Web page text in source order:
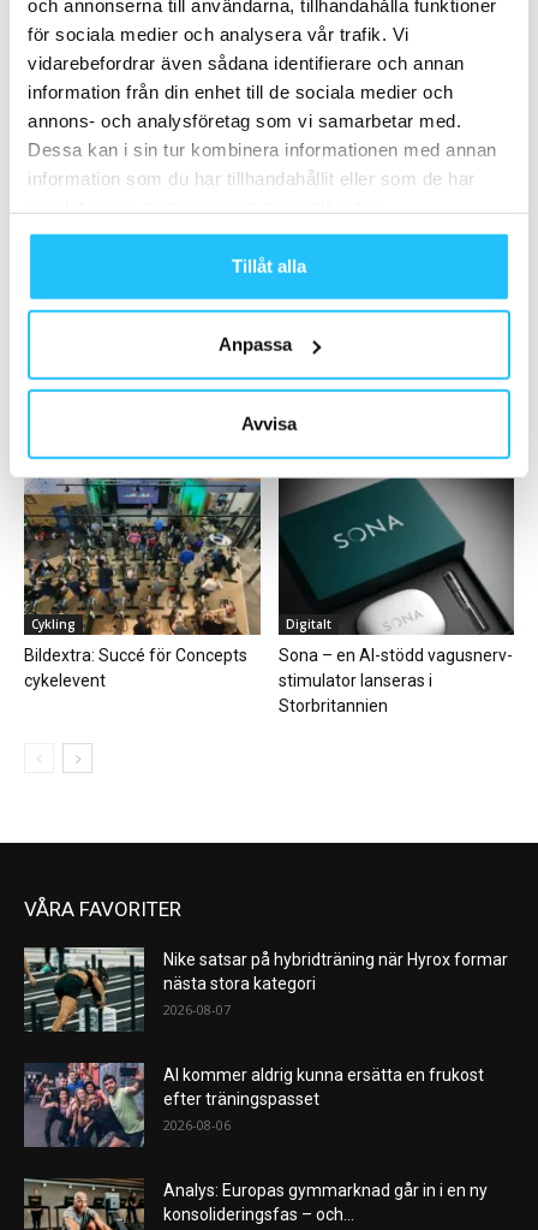
och annonserna till användarna, tillhandahålla funktioner
för sociala medier och analysera vår trafik. Vi
vidarebefordrar även sådana identifierare och annan
information från din enhet till de sociala medier och
annons- och analysföretag som vi samarbetar med.
Dessa kan i sin tur kombinera informationen med annan
information som du har tillhandahållit eller som de har
Tillåt alla
Anpassa
Avvisa
Ladda fler
HETAST JUST NU
Actic lanserar Aqua Float – en
Business
Pilatesapparater.se ny partner
gym att differentiera...
Cykling
Bildextra: Succé för Concepts
cykelevent
Digitalt
Sona – en AI-stödd vagusnerv-
stimulator lanseras i
Storbritannien
VÅRA FAVORITER
Nike satsar på hybridträning när Hyrox formar
nästa stora kategori
2026-08-07
AI kommer aldrig kunna ersätta en frukost
efter träningspasset
2026-08-06
Analys: Europas gymmarknad går in i en ny
konsolideringsfas – och...